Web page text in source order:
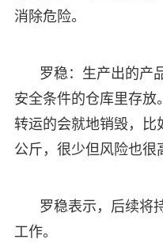
消除危险。
罗稳：生产出的产
安全条件的仓库里存放
转运的会就地销毁，比
公斤，很少但风险也很
罗稳表示，后续将
工作。